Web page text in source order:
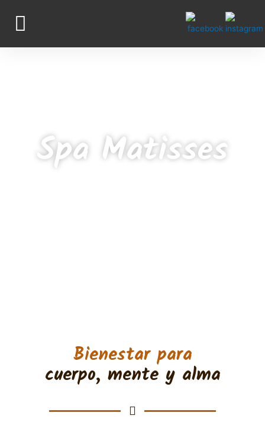
Spa Matisses
Bienestar para
cuerpo, mente y alma